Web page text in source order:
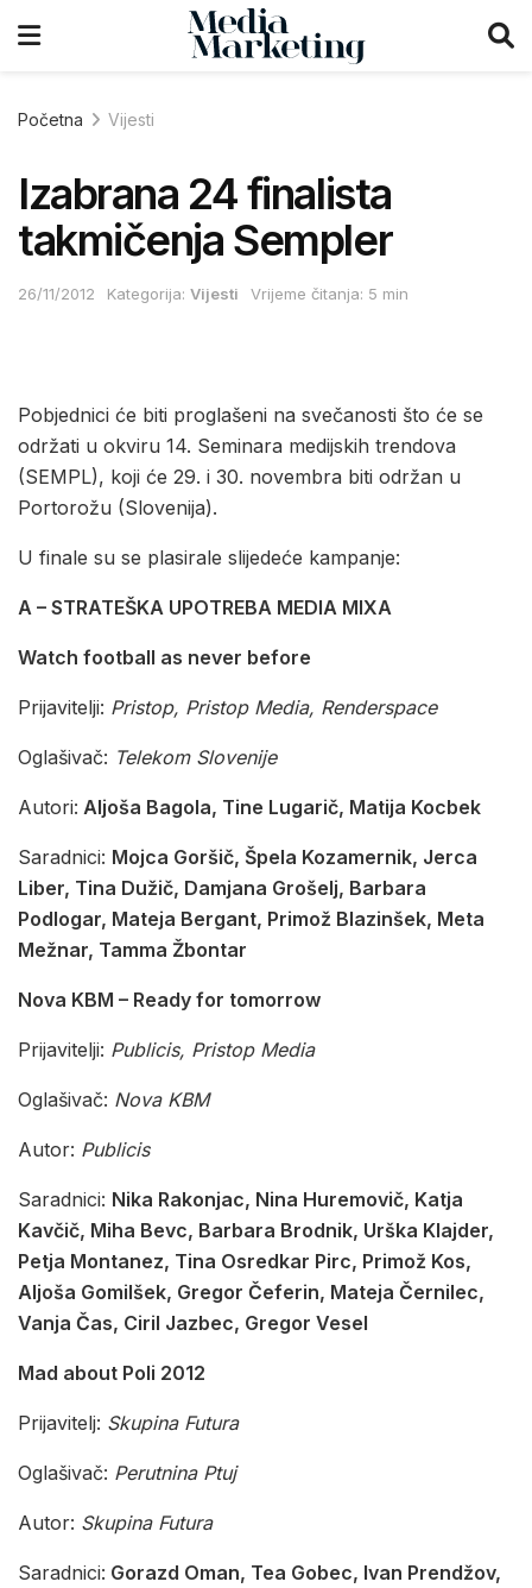
Početna Vijesti
Izabrana 24 finalista
takmičenja Sempler
26/11/2012 Kategorija: Vijesti Vrijeme čitanja: 5 min
Pobjednici će biti proglašeni na svečanosti što će se
održati u okviru 14. Seminara medijskih trendova
(SEMPL), koji će 29. i 30. novembra biti održan u
Portorožu (Slovenija).
U finale su se plasirale slijedeće kampanje:
A – STRATEŠKA UPOTREBA MEDIA MIXA
Watch football as never before
Prijavitelji: Pristop, Pristop Media, Renderspace
Oglašivač: Telekom Slovenije
Autori: Aljoša Bagola, Tine Lugarič, Matija Kocbek
Saradnici: Mojca Goršič, Špela Kozamernik, Jerca
Liber, Tina Dužič, Damjana Grošelj, Barbara
Podlogar, Mateja Bergant, Primož Blazinšek, Meta
Mežnar, Tamma Žbontar
Nova KBM – Ready for tomorrow
Prijavitelji: Publicis, Pristop Media
Oglašivač: Nova KBM
Autor: Publicis
Saradnici: Nika Rakonjac, Nina Huremovič, Katja
Kavčič, Miha Bevc, Barbara Brodnik, Urška Klajder,
Petja Montanez, Tina Osredkar Pirc, Primož Kos,
Aljoša Gomilšek, Gregor Čeferin, Mateja Černilec,
Vanja Čas, Ciril Jazbec, Gregor Vesel
Mad about Poli 2012
Prijavitelj: Skupina Futura
Oglašivač: Perutnina Ptuj
Autor: Skupina Futura
Saradnici: Gorazd Oman, Tea Gobec, Ivan Prendžov,